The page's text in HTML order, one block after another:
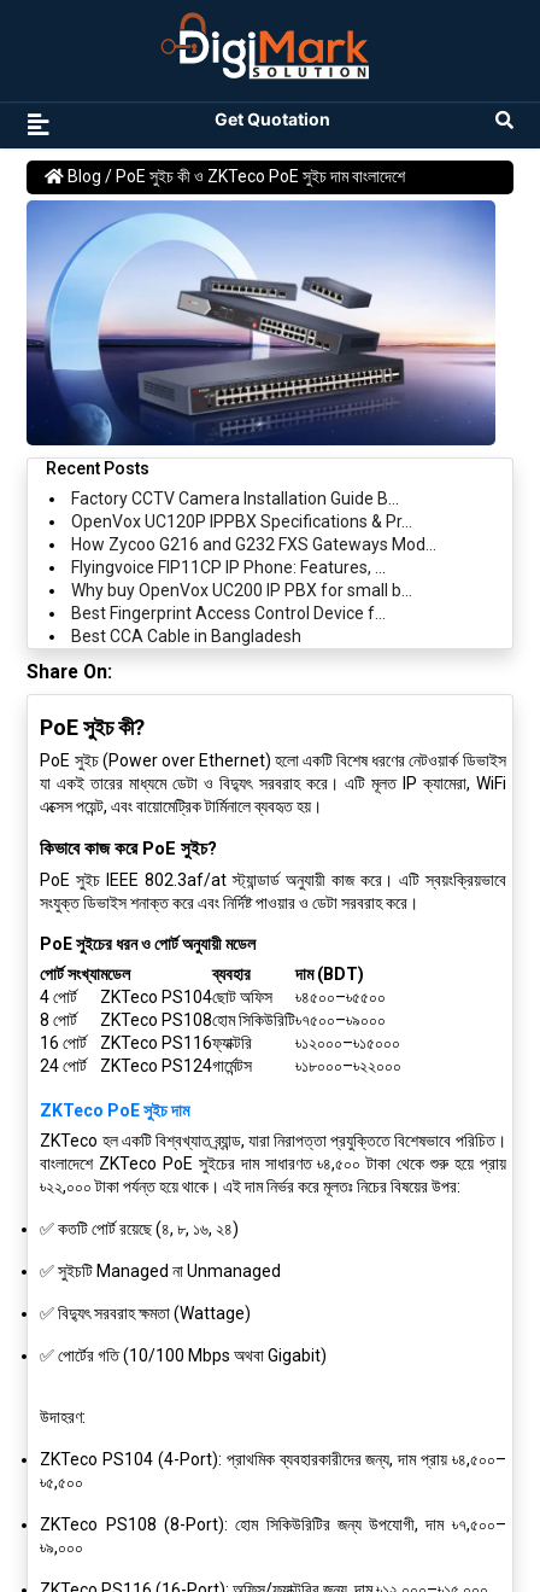
Get Quotation
Blog / PoE সুইচ কী ও ZKTeco PoE সুইচ দাম বাংলাদেশে
Recent Posts
Factory CCTV Camera Installation Guide B...
OpenVox UC120P IPPBX Specifications & Pr...
How Zycoo G216 and G232 FXS Gateways Mod...
Flyingvoice FIP11CP IP Phone: Features, ...
Why buy OpenVox UC200 IP PBX for small b...
Best Fingerprint Access Control Device f...
Best CCA Cable in Bangladesh
Share On:
PoE সুইচ কী?
PoE সুইচ(Power over Ethernet) হলো একটি বিশেষ ধরণের নেটওয়ার্ক ডিভাইস
যা একই তারের মাধ্যমে ডেটা ও বিদ্যুৎ সরবরাহ করে। এটি মূলত IP ক্যামেরা, WiFi
এক্সেস পয়েন্ট, এবংবায়োমেট্রিক টার্মিনালেব্যবহৃত হয়।
কিভাবে কাজ করে PoE সুইচ?
PoE সুইচ IEEE 802.3af/at স্ট্যান্ডার্ডঅনুযায়ী কাজ করে। এটি স্বয়ংক্রিয়ভাবে
সংযুক্ত ডিভাইস শনাক্ত করে এবং নির্দিষ্ট পাওয়ার ও ডেটা সরবরাহ করে।
PoE সুইচের ধরন ও পোর্ট অনুযায়ী মডেল
পোর্ট সংখ্যামডেল ব্যবহার
দাম (BDT)
4 পোর্ট
ZKTeco PS104ছোট অফিস
৳৪৫০০–৳৫৫০০
8 পোর্ট
ZKTeco PS108হোম সিকিউরিটি৳৭৫০০–৳৯০০০
16 পোর্ট
ZKTeco PS116ফ্যাক্টরি
৳১২০০০–৳১৫০০০
24 পোর্ট
ZKTeco PS124গার্মেন্টস ৳১৮০০০–৳২২০০০
ZKTeco PoE সুইচ দাম
ZKTeco হল একটি বিশ্বখ্যাত ব্র্যান্ড, যারা নিরাপত্তা প্রযুক্তিতে বিশেষভাবে পরিচিত।
বাংলাদেশে ZKTeco PoE সুইচের দাম সাধারণত৳৪,৫০০ টাকা থেকে শুরু হয়ে প্রায়
৳২২,০০০ টাকা পর্যন্তহয়ে থাকে। এই দাম নির্ভর করে মূলতঃ নিচের বিষয়ের উপর:
✅ কতটি পোর্ট রয়েছে (৪, ৮, ১৬, ২৪)
✅ সুইচটি Managed না Unmanaged
✅ বিদ্যুৎ সরবরাহ ক্ষমতা (Wattage)
✅ পোর্টের গতি (10/100 Mbps অথবা Gigabit)
উদাহরণ:
ZKTeco PS104 (4-Port): প্রাথমিক ব্যবহারকারীদের জন্য, দাম প্রায় ৳৪,৫০০–
৳৫,৫০০
ZKTeco PS108 (8-Port): হোম সিকিউরিটির জন্য উপযোগী, দাম ৳৭,৫০০–
৳৯,০০০